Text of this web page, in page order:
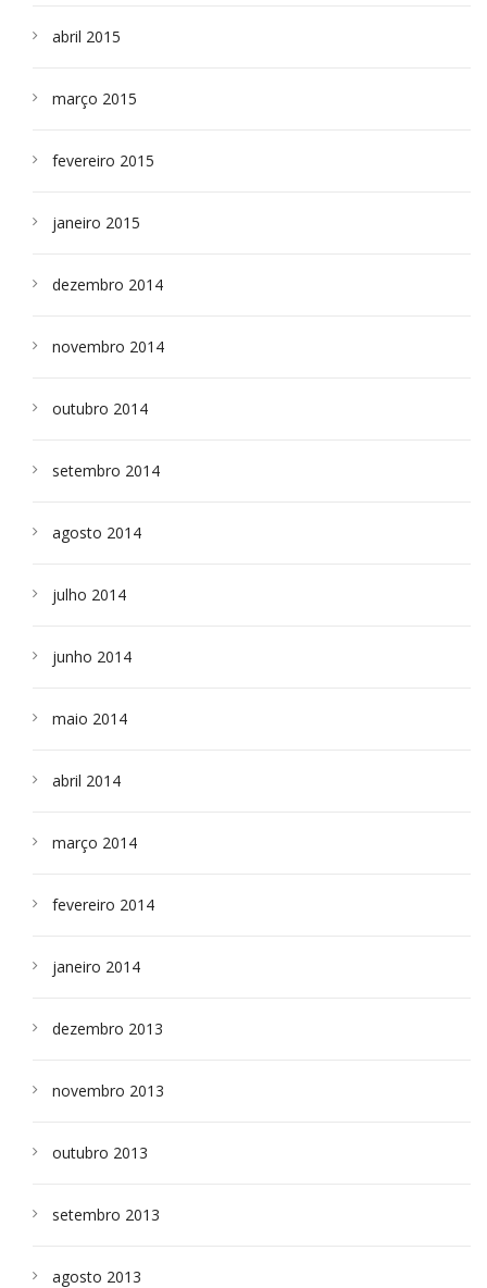
abril 2015
março 2015
fevereiro 2015
janeiro 2015
dezembro 2014
novembro 2014
outubro 2014
setembro 2014
agosto 2014
julho 2014
junho 2014
maio 2014
abril 2014
março 2014
fevereiro 2014
janeiro 2014
dezembro 2013
novembro 2013
outubro 2013
setembro 2013
agosto 2013